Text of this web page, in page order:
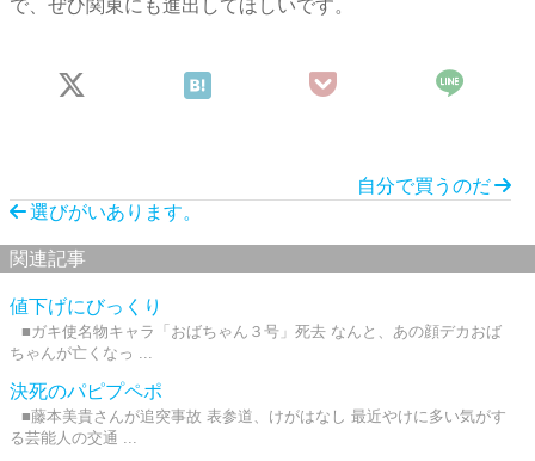
で、ぜひ関東にも進出してほしいです。
自分で買うのだ
選びがいあります。
関連記事
値下げにびっくり
■ガキ使名物キャラ「おばちゃん３号」死去 なんと、あの顔デカおば
ちゃんが亡くなっ ...
決死のパピプペポ
■藤本美貴さんが追突事故 表参道、けがはなし 最近やけに多い気がす
る芸能人の交通 ...